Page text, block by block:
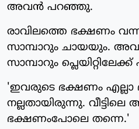
അവന്‍ പറഞ്ഞു.
രാവിലത്തെ ഭക്ഷണം
സാമ്പാറും ചായയും.
സാമ്പാറും
'ഇവരുടെ ഭക്ഷണം എല്ലാ
നല്ലതായിരുന്നു. വീട്ടിലെ
ഭക്ഷണംപോലെ തന്നെ.'